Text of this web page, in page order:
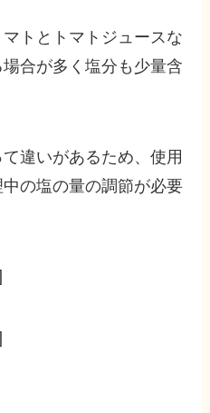
トとトマトジュースな
合が多く塩分も少量含
違いがあるため、使用
の塩の量の調節が必要